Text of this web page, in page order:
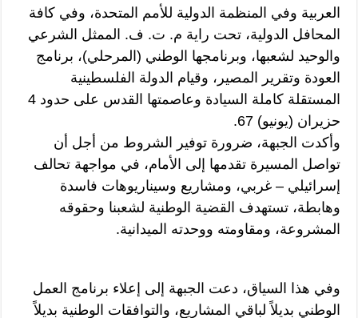
العربية وفي المنظمة الدولية للأمم المتحدة، وفي كافة
المحافل الدولية، تحت راية م. ت. ف. الممثل الشرعي
والوحيد لشعبها، وبرنامجها الوطني (المرحلي)، برنامج
العودة وتقرير المصير، وقيام الدولة الفلسطينية
المستقلة كاملة السيادة وعاصمتها القدس على حدود 4
حزيران (يونيو) 67.
وأكدت الجبهة، ضرورة توفير الشروط من أجل أن
تواصل المسيرة تقدمها إلى الأمام، في مواجهة تحالف
إسرائيلي – غربي، ومشاريع وسيناريوهات فاسدة
وهابطة، تستهدف القضية الوطنية لشعبنا وحقوقه
المشروعة، ومقاومته ووحدته الميدانية.
وفي هذا السياق، دعت الجبهة إلى إعلاء برنامج العمل
الوطني بديلاً لباقي المشاريع، والتوافقات الوطنية بديلاً